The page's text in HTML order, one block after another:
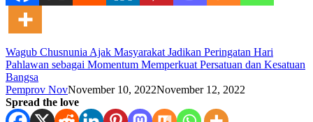
Wagub Chusnunia Ajak Masyarakat Jadikan Peringatan Hari
Pahlawan sebagai Momentum Memperkuat Persatuan dan Kesatuan
Bangsa
Pemprov NovNovember 10, 2022November 12, 2022
Spread the love